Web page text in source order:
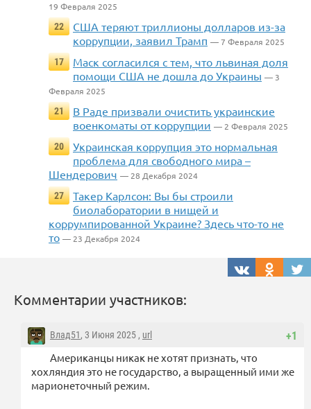
19 Февраля 2025
22
США теряют триллионы долларов из-за
коррупции, заявил Трамп — 7 Февраля 2025
17
Маск согласился с тем, что львиная доля
помощи США не дошла до Украины — 3
Февраля 2025
21
В Раде призвали очистить украинские
военкоматы от коррупции — 2 Февраля 2025
20
Украинская коррупция это нормальная
проблема для свободного мира –
Шендерович — 28 Декабря 2024
27
Такер Карлсон: Вы бы строили
биолаборатории в нищей и
коррумпированной Украине? Здесь что-то не
то — 23 Декабря 2024
Комментарии участников:
+1
Влад51, 3 Июня 2025 , url
Американцы никак не хотят признать, что
хохляндия это не государство, а выращенный ими же
марионеточный режим.